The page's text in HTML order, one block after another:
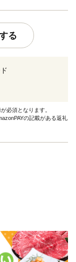
る
必須となります。
の記載がある返礼